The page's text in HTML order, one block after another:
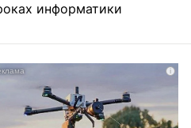
информатики